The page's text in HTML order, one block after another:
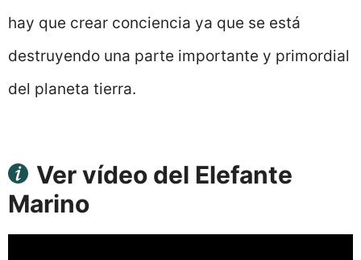
hay que crear conciencia ya que se está
destruyendo una parte importante y primordial
del planeta tierra.
Ver vídeo del Elefante
Marino